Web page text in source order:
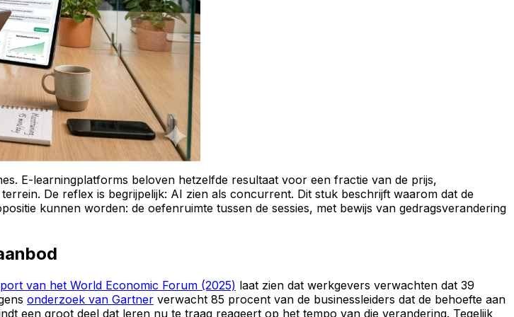
E-learningplatforms beloven hetzelfde resultaat voor een fractie van de prijs,
De reflex is begrijpelijk: AI zien als concurrent. Dit stuk beschrijft waarom dat de
kunnen worden: de oefenruimte tussen de sessies, met bewijs van gedragsverandering
van het World Economic Forum (2025) laat zien dat werkgevers verwachten dat 39
onderzoek van Gartner verwacht 85 procent van de businessleiders dat de behoefte aan
een groot deel dat leren nu te traag reageert op het tempo van die verandering. Tegelijk